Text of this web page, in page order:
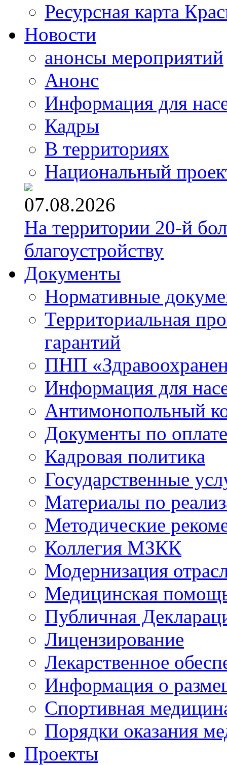
Ресурсная карта
Новости
анонсы мероприятий
Анонс
Информация для
Кадры
В территориях
Национальный
07.08.2026
На территории 20-й
благоустройству
Документы
Нормативные
Территориальная
гарантий
ПНП
Информация для
Антимонопольный
Документы по
Кадровая политика
Государственные
Материалы по
Методические
Коллегия МЗКК
Модернизация
Медицинская
Публичная
Лицензирование
Лекарственное
Информация о
Спортивная
Порядки оказания
Проекты